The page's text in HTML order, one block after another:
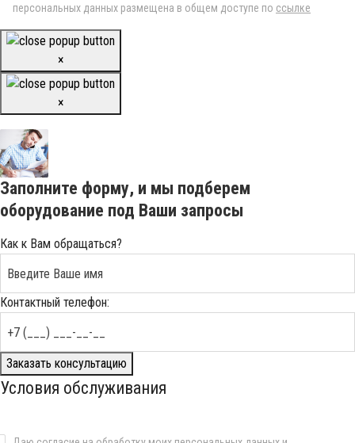
персональных данных размещена в общем доступе по ссылке
×
×
Заполните форму, и мы подберем
оборудование под Ваши запросы
Как к Вам обращаться?
Контактный телефон:
Заказать консультацию
Условия обслуживания